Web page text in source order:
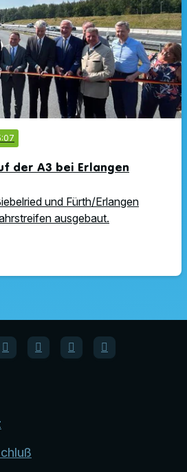
der A3 bei Erlangen
und Fürth/Erlangen
ausgebaut.